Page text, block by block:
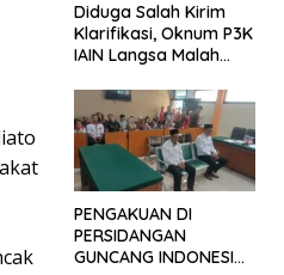
Diduga Salah Kirim
Klarifikasi, Oknum P3K
IAIN Langsa Malah
Dewan Pers
PENGAKUAN DI
PERSIDANGAN
GUNCANG INDONESIA!